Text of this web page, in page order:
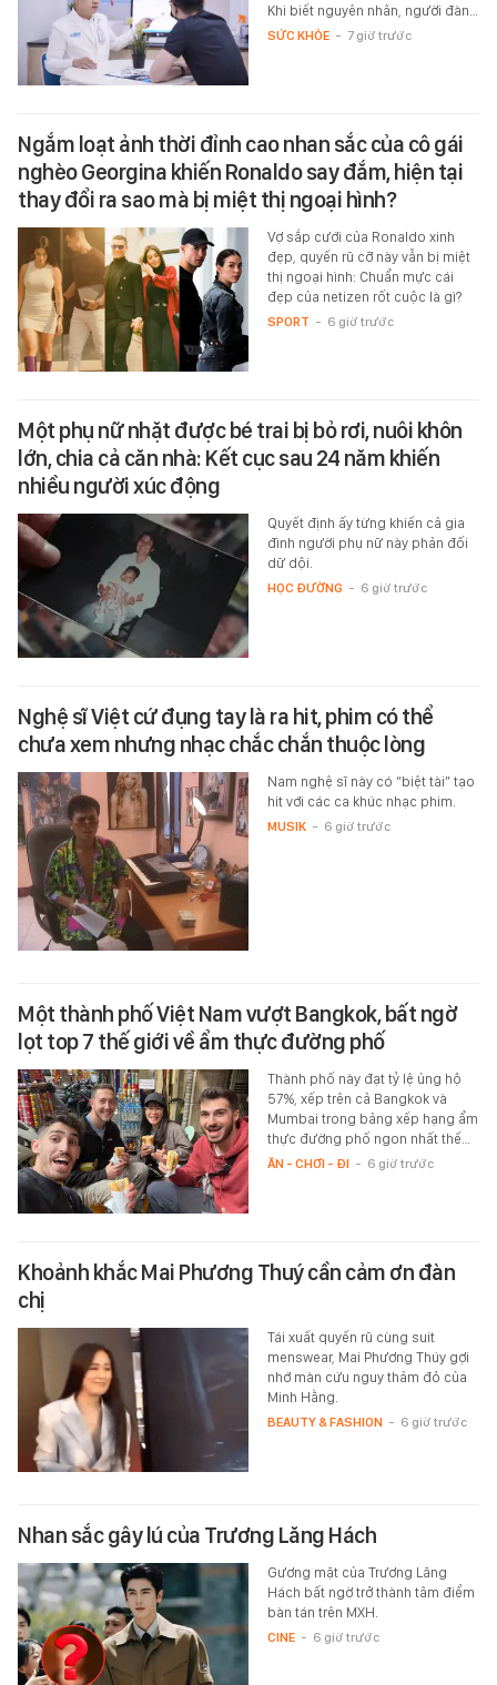
Khi biết nguyên nhân, người đàn…
SỨC KHỎE - 7 giờ trước
Ngắm loạt ảnh thời đỉnh cao nhan sắc của cô gái
nghèo Georgina khiến Ronaldo say đắm, hiện tại
thay đổi ra sao mà bị miệt thị ngoại hình?
Vợ sắp cưới của Ronaldo xinh
đẹp, quyến rũ cỡ này vẫn bị miệt
thị ngoại hình: Chuẩn mực cái
đẹp của netizen rốt cuộc là gì?
SPORT - 6 giờ trước
Một phụ nữ nhặt được bé trai bị bỏ rơi, nuôi khôn
lớn, chia cả căn nhà: Kết cục sau 24 năm khiến
nhiều người xúc động
Quyết định ấy từng khiến cả gia
đình người phụ nữ này phản đối
dữ dội.
HỌC ĐƯỜNG - 6 giờ trước
Nghệ sĩ Việt cứ đụng tay là ra hit, phim có thể
chưa xem nhưng nhạc chắc chắn thuộc lòng
Nam nghệ sĩ này có “biệt tài” tạo
hit với các ca khúc nhạc phim.
MUSIK - 6 giờ trước
Một thành phố Việt Nam vượt Bangkok, bất ngờ
lọt top 7 thế giới về ẩm thực đường phố
Thành phố này đạt tỷ lệ ủng hộ
57%, xếp trên cả Bangkok và
Mumbai trong bảng xếp hạng ẩm
thực đường phố ngon nhất thế…
ĂN - CHƠI - ĐI - 6 giờ trước
Khoảnh khắc Mai Phương Thuý cần cảm ơn đàn
chị
Tái xuất quyến rũ cùng suit
menswear, Mai Phương Thúy gợi
nhớ màn cứu nguy thảm đỏ của
Minh Hằng.
BEAUTY & FASHION - 6 giờ trước
Nhan sắc gây lú của Trương Lăng Hách
Gương mặt của Trương Lăng
Hách bất ngờ trở thành tâm điểm
bàn tán trên MXH.
CINE - 6 giờ trước